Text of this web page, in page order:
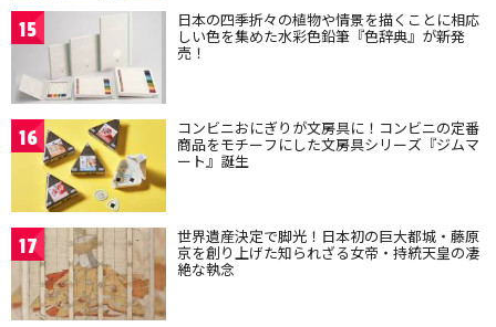
15 日本の四季折々の植物や情景を描くことに相応
しい色を集めた水彩色鉛筆『色辞典』が新発
売！
16 コンビニおにぎりが文房具に！コンビニの定番
商品をモチーフにした文房具シリーズ『ジムマ
ート』誕生
17 世界遺産決定で脚光！日本初の巨大都城・藤原
京を創り上げた知られざる女帝・持統天皇の凄
絶な執念